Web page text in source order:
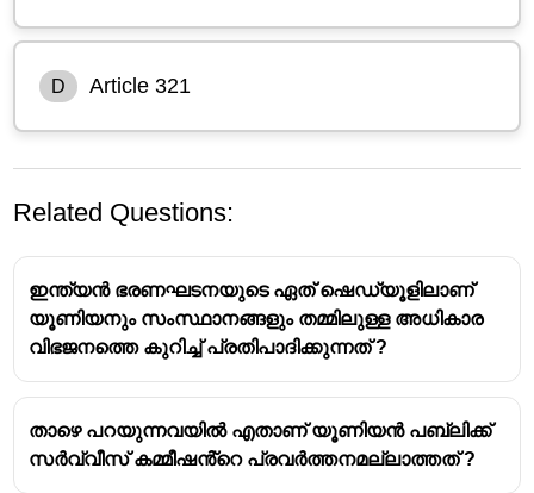
D Article 321
Related Questions:
ഇന്ത്യൻ ഭരണഘടനയുടെ ഏത് ഷെഡ്യൂളിലാണ്
യൂണിയനും സംസ്ഥാനങ്ങളും തമ്മിലുള്ള അധികാര
വിഭജനത്തെ കുറിച്ച് പ്രതിപാദിക്കുന്നത് ?
താഴെ പറയുന്നവയിൽ എതാണ് യൂണിയൻ പബ്ലിക്ക്
സർവ്വീസ് കമ്മീഷൻ്റെ പ്രവർത്തനമല്ലാത്തത് ?